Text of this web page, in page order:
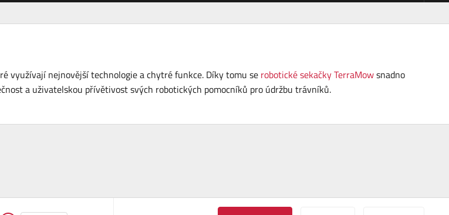
využívají nejnovější technologie a chytré funkce. Díky tomu se robotické sekačky TerraMowsnadno
a uživatelskou přívětivost svých robotických pomocníků pro údržbu trávníků.